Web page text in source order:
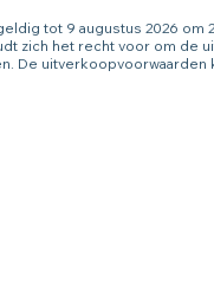
tot 9 augustus 2026 om
zich het recht voor om de
De uitverkoopvoorwaarden